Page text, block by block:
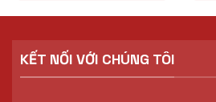
KẾT NỐI VỚI CHÚNG TÔI